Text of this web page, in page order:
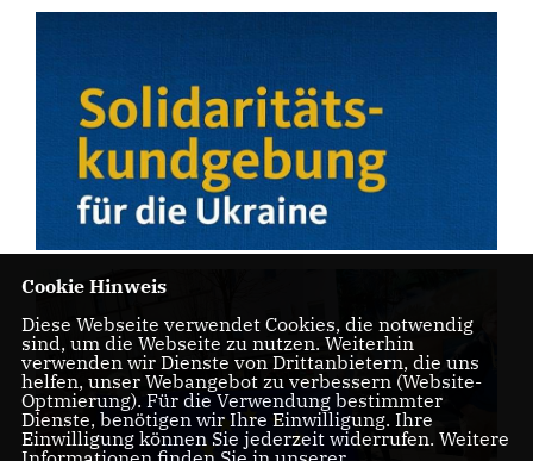
Cookie Hinweis
Diese Webseite verwendet Cookies, die notwendig
sind, um die Webseite zu nutzen. Weiterhin
verwenden wir Dienste von Drittanbietern, die uns
helfen, unser Webangebot zu verbessern (Website-
Optmierung). Für die Verwendung bestimmter
Dienste, benötigen wir Ihre Einwilligung. Ihre
Einwilligung können Sie jederzeit widerrufen. Weitere